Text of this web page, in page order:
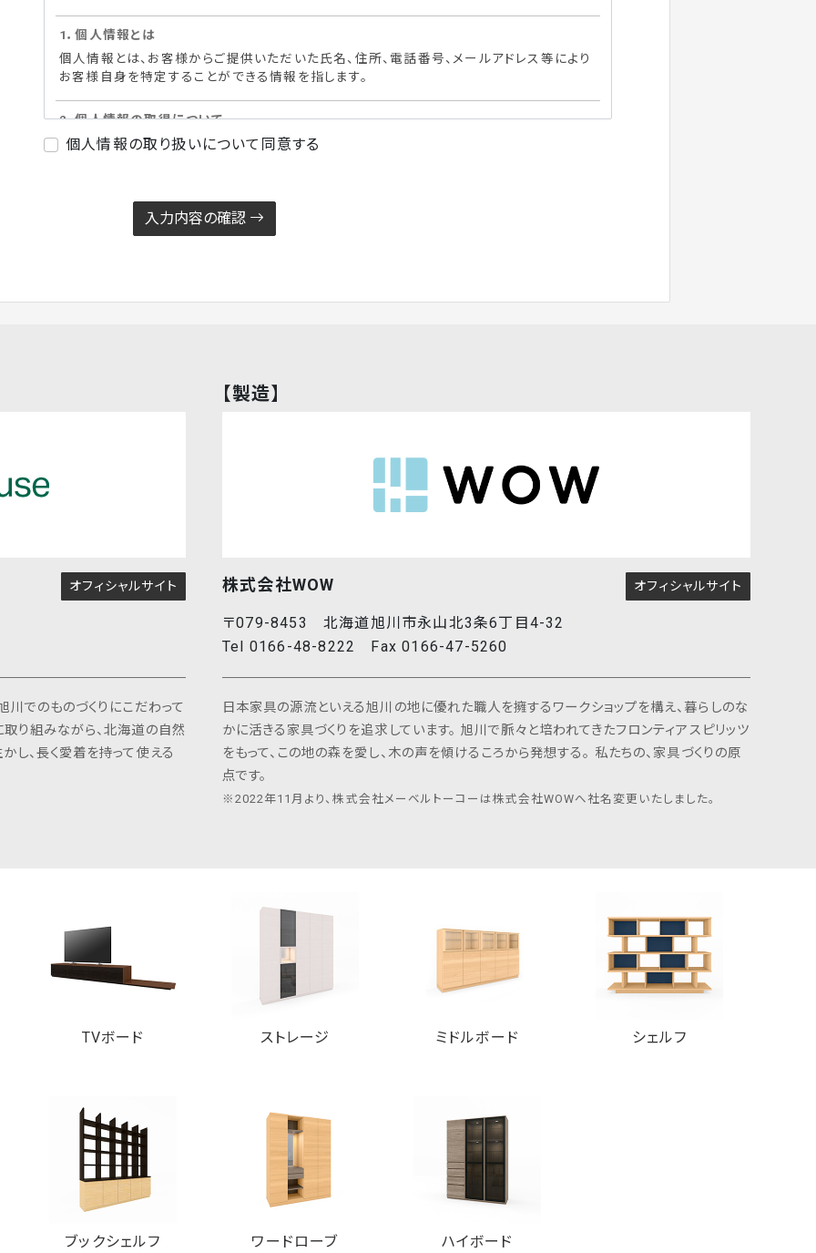
1．個人情報とは
個人情報とは、お客様からご提供いただいた氏名、住所、電話番号、メールアドレス等により
お客様自身を特定することができる情報を指します。
2．個人情報の取得について
当社ホームページでは、お客様へ商品・各種サービス等を適切に提供するために必要な範
ることをあらかじめご了承ください。）
させていただきます。以下の利用目的の範囲を超えた取り扱いはいたしません。
お客様からお申し込みいただいた商品・各種サービス等を適切にご提供するた
ビス等の有用な情報をご提供するため（このような情報提供を希望されないお
客様につきましては、そのお申し出により情報提供を中止いたします。）
当社および当社の関連グループ会社では、お客様へより良いサービスを提供するためにお
客様よりご提供いただいた個人情報を、共同で利用させていただく場合があります。
また、当社および当社の関連グループ会社の取り扱う商品・各種サービス等に関する情報を
電子メールまたはダイレクトメール等でお客様にご提供させていただく場合がありますが、
このような情報提供を希望されないお客様につきましては、そのお申し出により情報提供を
中止いたします。
4．個人情報の提供・開示について
し提供または開示しません。
ご本人の同意がある場合
当社は、お客様より個人情報の開示・訂正・削除等のご依頼があった場合は、当社所定の手
続に従い、ご依頼者が本人または代理人であることを確認させていただいたうえで、合理的
な範囲で速やかに対応いたします。
6．セキュリティ
報の漏洩、改ざん、不正アクセスなどの危険については、必要かつ適切なレベルの安全対策
7．Cookie（クッキー）
Cookie（クッキー）は、利用者のサイト閲覧履歴を、利用者のコンピュータに保存しておく仕
利用者はCookie（クッキー）を無効にすることで収集を拒否することができますので、お使
いのブラウザの設定をご確認ください。ただし、Cookie（クッキー）を拒否した場合、当サイト
個人情報の取り扱いについて同意する
入力内容の確認
オフィシャルサイト
川でのものづくりにこだわって
り組みながら、北海道の自然
し、長く愛着を持って使える
【製造】
株式会社WOW オフィシャルサイト
〒079-8453 北海道旭川市永山北3条6丁目4-32
Tel 0166-48-8222 Fax 0166-47-5260
日本家具の源流といえる旭川の地に優れた職人を擁するワークショップを構え、暮らしのな
かに活きる家具づくりを追求しています。 旭川で脈々と培われてきたフロンティアスピリッツ
をもって、この地の森を愛し、木の声を傾けるころから発想する。 私たちの、家具づくりの原
点です。
※2022年11月より、株式会社メーベルトーコーは株式会社WOWへ社名変更いたしました。
TVボード ストレージ ミドルボード シェルフ
ブックシェルフ ワードローブ ハイボード